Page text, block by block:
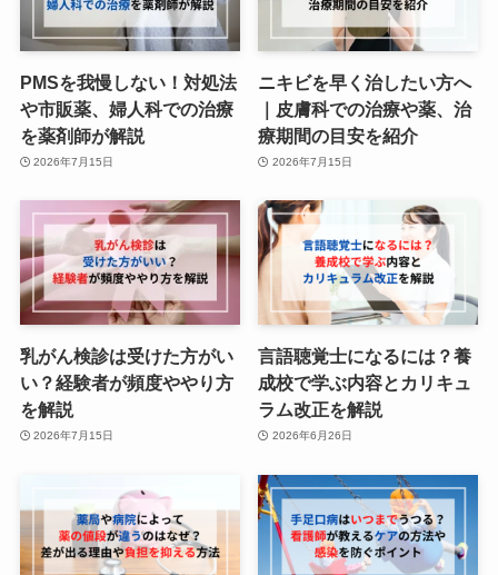
PMSを我慢しない！対処法
や市販薬、婦人科での治療
を薬剤師が解説
2026年7月15日
ニキビを早く治したい方へ
｜皮膚科での治療や薬、治
療期間の目安を紹介
2026年7月15日
乳がん検診は受けた方がい
い？経験者が頻度ややり方
を解説
2026年7月15日
言語聴覚士になるには？養
成校で学ぶ内容とカリキュ
ラム改正を解説
2026年6月26日